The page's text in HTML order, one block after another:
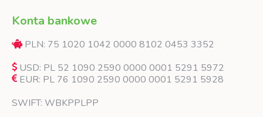
Konta bankowe
PLN: 75 1020 1042 0000 8102 0453 3352
USD: PL 52 1090 2590 0000 0001 5291 5972
EUR: PL 76 1090 2590 0000 0001 5291 5928
SWIFT: WBKPPLPP